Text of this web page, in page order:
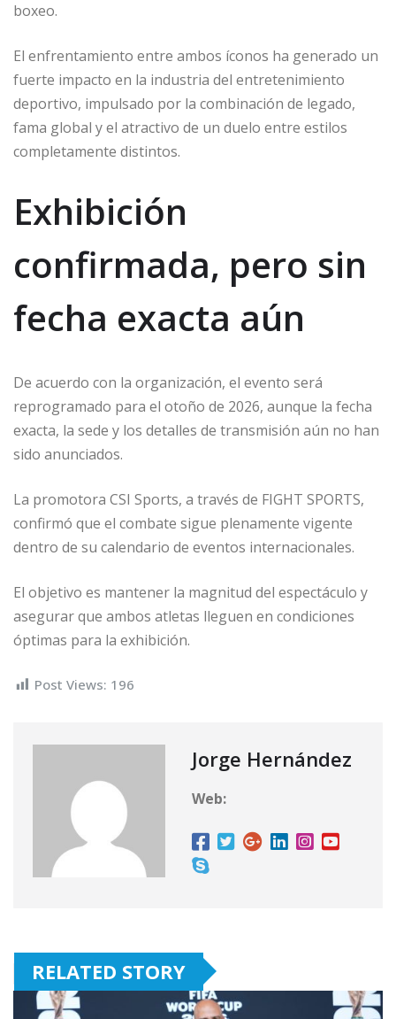
boxeo.
El enfrentamiento entre ambos íconos ha generado un
fuerte impacto en la industria del entretenimiento
deportivo, impulsado por la combinación de legado,
fama global y el atractivo de un duelo entre estilos
completamente distintos.
Exhibición
confirmada, pero sin
fecha exacta aún
De acuerdo con la organización, el evento será
reprogramado para el otoño de 2026, aunque la fecha
exacta, la sede y los detalles de transmisión aún no han
sido anunciados.
La promotora CSI Sports, a través de FIGHT SPORTS,
confirmó que el combate sigue plenamente vigente
dentro de su calendario de eventos internacionales.
El objetivo es mantener la magnitud del espectáculo y
asegurar que ambos atletas lleguen en condiciones
óptimas para la exhibición.
Post Views: 196
Jorge Hernández
Web:
RELATED STORY